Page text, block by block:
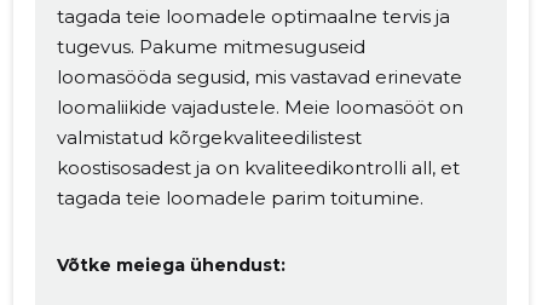
tagada teie loomadele optimaalne tervis ja
tugevus. Pakume mitmesuguseid
loomasööda segusid, mis vastavad erinevate
loomaliikide vajadustele. Meie loomasööt on
valmistatud kõrgekvaliteedilistest
koostisosadest ja on kvaliteedikontrolli all, et
tagada teie loomadele parim toitumine.
Võtke meiega ühendust:
MUUDA